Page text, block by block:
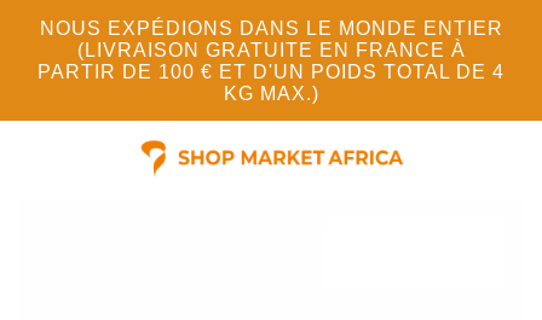
NOUS EXPÉDIONS DANS LE MONDE ENTIER
(LIVRAISON GRATUITE EN FRANCE À
PARTIR DE 100 € ET D'UN POIDS TOTAL DE 4
KG MAX.)